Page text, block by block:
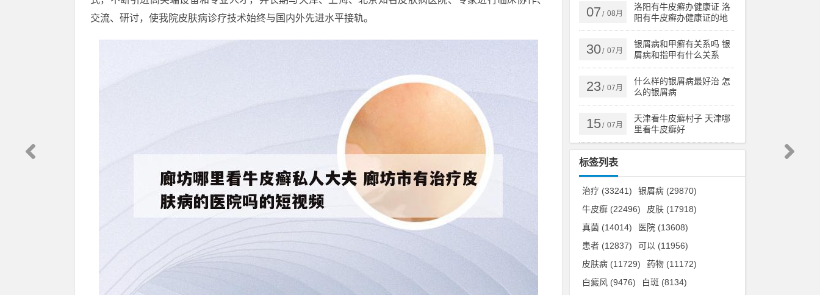
交流、研讨，使我院皮肤病诊疗技术始终与国内外先进水平接轨。
07 / 08月
洛阳有牛皮癣办健康证 洛
阳有牛皮癣办健康证的地
方吗
30/ 07月
银屑病和甲癣有关系吗 银
屑病和指甲有什么关系
23/ 07月
什么样的银屑病最好治 怎
么的银屑病
15/ 07月
天津看牛皮癣村子 天津哪
里看牛皮癣好
标签列表
治疗 (33241) 银屑病 (29870)
牛皮癣 (22496) 皮肤 (17918)
真菌 (14014) 医院 (13608)
患者 (12837) 可以 (11956)
皮肤病 (11729) 药物 (11172)
白癜风 (9476) 白斑 (8134)